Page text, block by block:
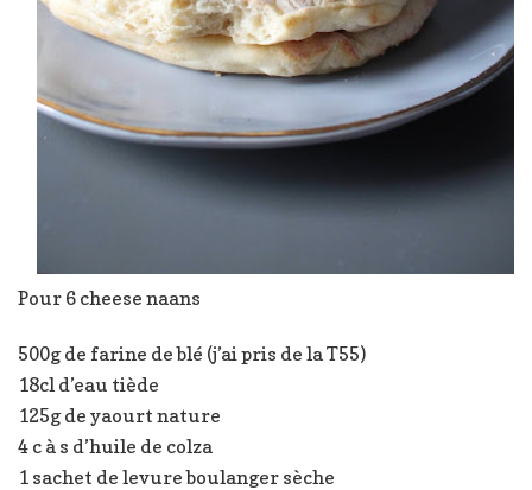
Pour 6 cheese naans
500g de farine de blé (j’ai pris de la T55)
18cl d’eau tiède
125g de yaourt nature
4 c à s d’huile de colza
1 sachet de levure boulanger sèche